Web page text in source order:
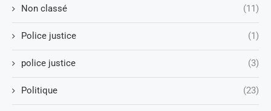
Non classé (11)
Police justice (1)
police justice (3)
Politique (23)